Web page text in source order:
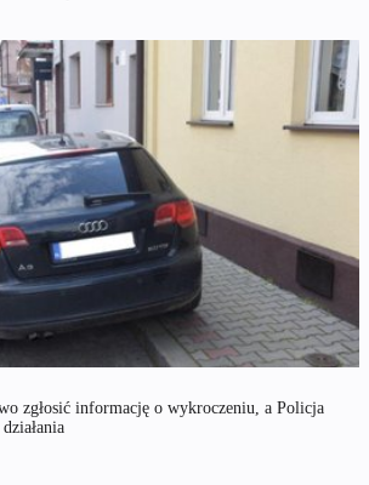
zgłosić informację o wykroczeniu, a Policja